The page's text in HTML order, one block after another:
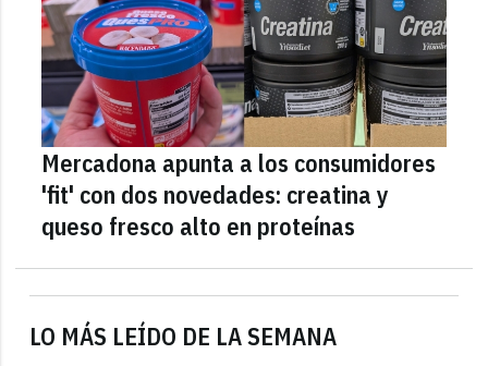
LO MÁS LEÍDO DE LA SEMANA
Mercadona apunta a los consumidores
'fit' con dos novedades: creatina y
queso fresco alto en proteínas